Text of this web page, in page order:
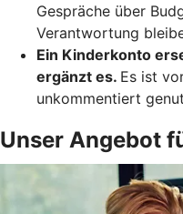
Gespräche über
Verantwortung
Ein Kinderkonto
ergänzt es. Es ist
unkommentiert
Unser Angebot